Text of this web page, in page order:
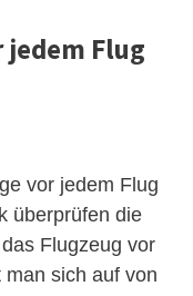
jedem Flug
vor jedem Flug
überprüfen die
Flugzeug vor
sich auf von